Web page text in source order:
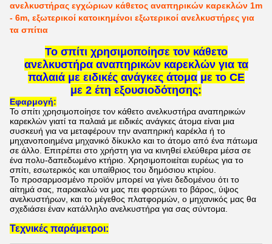
ανελκυστήρας εγχώριων κάθετος αναπηρικών καρεκλών 1m
- 6m, εξωτερικοί κατοικημένοι εξωτερικοί ανελκυστήρες για
τα σπίτια
Το σπίτι χρησιμοποίησε τον κάθετο
ανελκυστήρα αναπηρικών καρεκλών για τα
παλαιά με ειδικές ανάγκες άτομα με το CE
με 2 έτη εξουσιοδότησης:
Εφαρμογή:
Το σπίτι χρησιμοποίησε τον κάθετο ανελκυστήρα αναπηρικών
καρεκλών γιατί τα παλαιά με ειδικές ανάγκες άτομα είναι μια
συσκευή για να μεταφέρουν την αναπηρική καρέκλα ή το
μηχανοποιημένα μηχανικό δίκυκλο και το άτομο από ένα πάτωμα
σε άλλο. Επιτρέπει στο χρήστη για να κινηθεί ελεύθερα μέσα σε
ένα πολυ-δαπεδωμένο κτήριο. Χρησιμοποιείται ευρέως για το
σπίτι, εσωτερικός και υπαίθριος του δημόσιου κτιρίου.
Το προσαρμοσμένο προϊόν μπορεί να γίνει δεδομένου ότι το
αίτημά σας, παρακαλώ να μας πει φορτώνει το βάρος, ύψος
ανελκυστήρων, και το μέγεθος πλατφορμών, ο μηχανικός μας θα
σχεδιάσει έναν κατάλληλο ανελκυστήρα για σας σύντομα.
Τεχνικές παράμετροι: